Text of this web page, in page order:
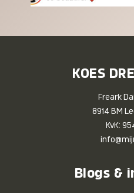
KOES
Freark
8914 BM
KvK:
Blogs &